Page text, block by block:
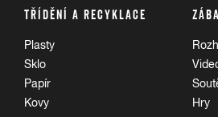
TŘÍDĚNÍ A RECYKLACE
Plasty
Sklo
Papír
Kovy
Hry